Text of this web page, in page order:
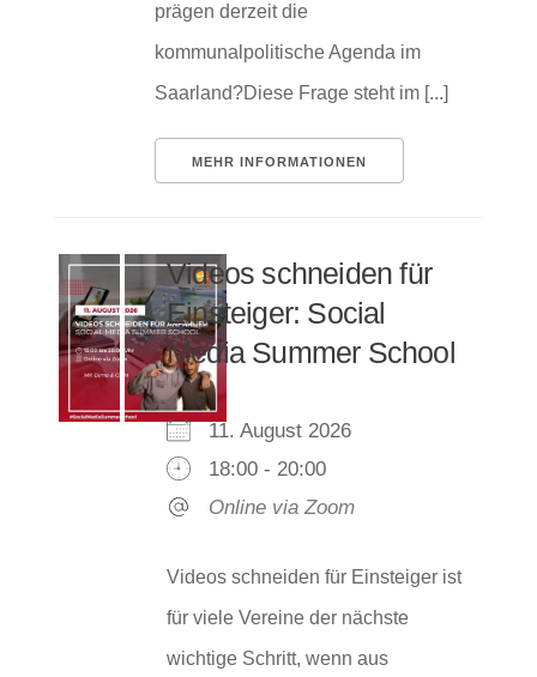
prägen derzeit die
kommunalpolitische Agenda im
Saarland?Diese Frage steht im [...]
MEHR INFORMATIONEN
Videos schneiden für
Einsteiger: Social
Media Summer School
11. August 2026
18:00 - 20:00
Online via Zoom
Videos schneiden für Einsteiger ist
für viele Vereine der nächste
wichtige Schritt, wenn aus